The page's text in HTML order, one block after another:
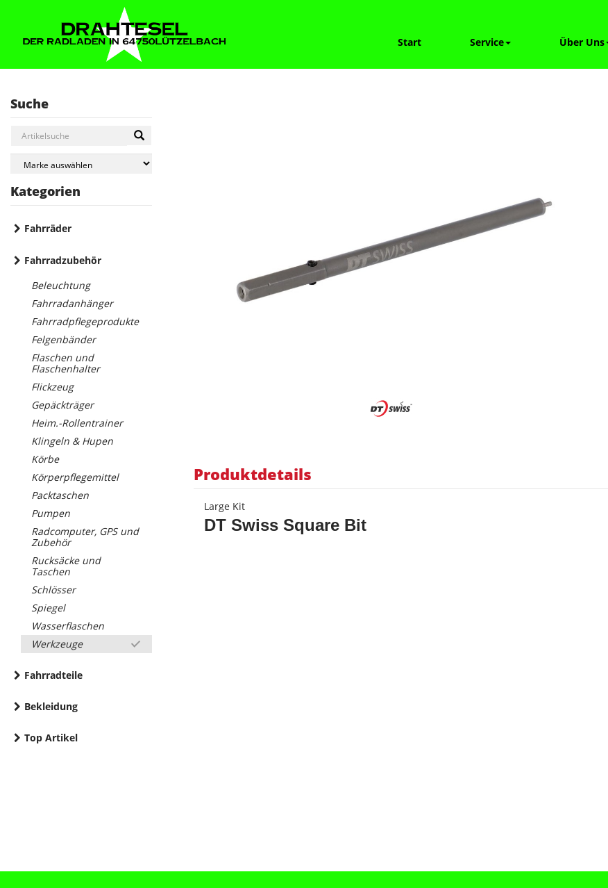
Start Service Über Uns
Suche
Kategorien
Fahrräder
Fahrradzubehör
Beleuchtung
Fahrradanhänger
Fahrradpflegeprodukte
Felgenbänder
Flaschen und
Flaschenhalter
Flickzeug
Gepäckträger
Heim.-Rollentrainer
Klingeln & Hupen
Körbe
Körperpflegemittel
Packtaschen
Pumpen
Radcomputer, GPS und
Zubehör
Rucksäcke und
Taschen
Schlösser
Spiegel
Wasserflaschen
Werkzeuge
Fahrradteile
Bekleidung
Top Artikel
Produktdetails
Large Kit
DT Swiss Square Bit